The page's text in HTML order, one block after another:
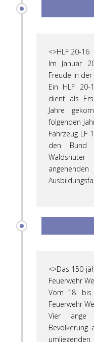
<>HLF 20-16
Im Januar
Freude in
Ein HLF 20-
dient als
Jahre
folgenden
Fahrzeug LF
den Bund
<>Das 150-
Feuerwehr
Vom 18. bis
Feuerwehr
Vier lange